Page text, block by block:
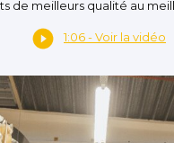
de meilleurs qualité au
1:06 - Voir la vidéo